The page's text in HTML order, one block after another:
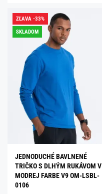
ZĽAVA -33%
SKLADOM
JEDNODUCHÉ BAVLNENÉ
TRIČKO S DLHÝM RUKÁVOM V
MODREJ FARBE V9 OM-LSBL-
0106